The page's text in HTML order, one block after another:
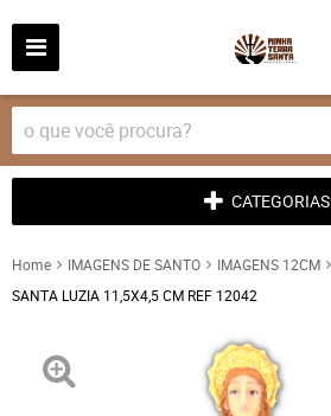
CATEGORIAS
Home IMAGENS DE SANTO
IMAGENS 12CM
SANTA LUZIA 11,5X4,5 CM REF 12042